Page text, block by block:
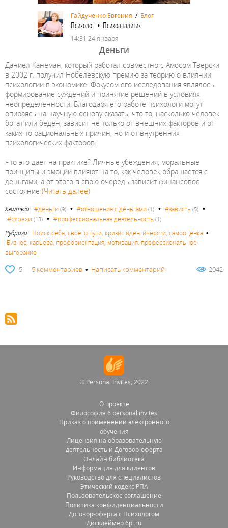
Гайдученко Евгения / Блог
Психолог • Психоаналитик
14:31 24 января
Деньги
Даниел Канеман, который работал совместно с Амосом Тверски
в 2002 г. получил Нобелевскую премию за теорию о влиянии
психологии в экономике. Фокусом его исследования являлось
формирование суждений и принятие решений в условиях
неопределенности. Благодаря его работе психологи могут
опираясь на научную основу сказать, что то, насколько человек
богат или беден, зависит не только от внешних факторов и от
каких-то рациональных причин, но и от внутренних
психологических факторов.
Что это дает на практике? Личные убеждения, моральные
принципы и эмоции влияют на то, как человек обращается с
деньгами, а от этого в свою очередь зависит финансовое
состояние (Читать далее)
Хэштеги: #деньги (9) • #отношения с деньгами (1) • #зависть (5) •
#страхи (13) • #профессиональная деятельность (1)
Рубрики: Поиск себя, своего пути, кризис идентичности, самооценка •
Бизнес, карьера, профориентация, мотивация, профессиональное
выгорание
5 5 комментариев • Написать комментарий 2042
© Personal Invites, 2022
О проекте
Философия 6 personal invites
Приказ о применении электронного
обучения
Лицензия на образовательную
деятельность и Договор-оферта
Онлайн библиотека
Информация для клиентов
Руководство для специалистов
Этический кодекс РПА
Пользовательское соглашение
Политика конфиденциальности
Договор-оферта с Психологом
Дисклеймер 6pi.ru